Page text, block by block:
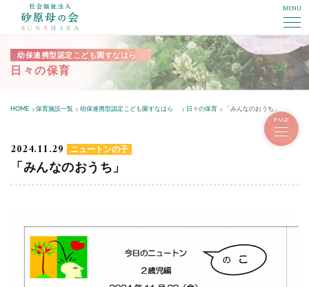
MENU
幼保連携型認定こども園すなはら
日々の保育
HOME 保育施設一覧 幼保連携型認定こども園すなはら 日々の保育 「みんなのおうち」
PAGE
2024.11.29 ニュートンの子
「みんなのおうち」